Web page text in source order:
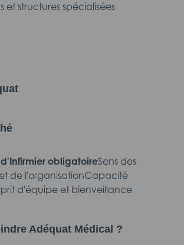
et structures spécialisées
obligatoireSens des
de l'organisationCapacité
d'équipe et bienveillance
Adéquat Médical ?